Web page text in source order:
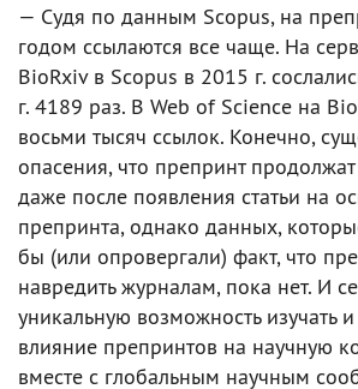
— Судя по данным Scopus, на
годом ссылаются все чаще. На
BioRxiv в Scopus в 2015 г.
г. 4189 раз. В Web of Science на
восьми тысяч ссылок. Конечно,
опасения, что препринт
даже после появления статьи на
препринта, однако данных,
бы (или опровергали) факт, что
навредить журналам, пока нет. И
уникальную возможность изучать
влияние препринтов на научную
вместе с глобальным научным